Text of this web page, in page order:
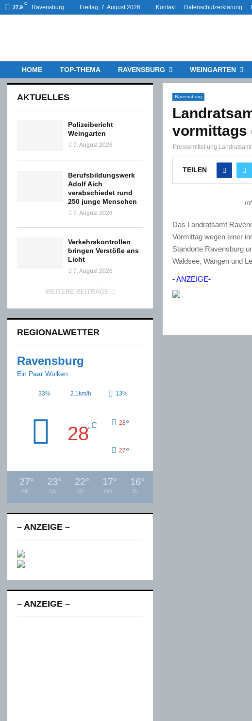
27.9
C
Ravensburg Freitag, 7. August 2026 Kontakt Datenschutzerklärung
HOME TOP-THEMA RAVENSBURG WEINGARTEN
Ravensburg
vormittags
Pressemitteilung
TEILEN
Das Landratsamt
Vormittag wegen einer
Standorte Ravensburg
Waldsee, Wangen und
- ANZEIGE-
AKTUELLES
Polizeibericht
Weingarten
7. August 2026
Berufsbildungswerk
Adolf Aich
verabschiedet rund
250 junge Menschen
7. August 2026
Verkehrskontrollen
bringen Verstöße ans
Licht
7. August 2026
WEITERE BEITRÄGE
REGIONALWETTER
Ravensburg
Ein Paar Wolken
33% 2.1km/h 13%
28°C 28°
27°
27°
FR
23°
SA
22°
SO
17°
MO
16°
DI
– ANZEIGE –
– ANZEIGE –